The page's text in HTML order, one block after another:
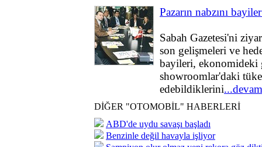
Pazarın nabzını
Sabah Gazetesi'ni
son gelişmeleri ve
bayileri, ekonomideki
showroomlar'daki
edebildiklerini
DİĞER "OTOMOBİL" HABERLERİ
ABD'de uydu savaşı başladı
Benzinle değil havayla işliyor